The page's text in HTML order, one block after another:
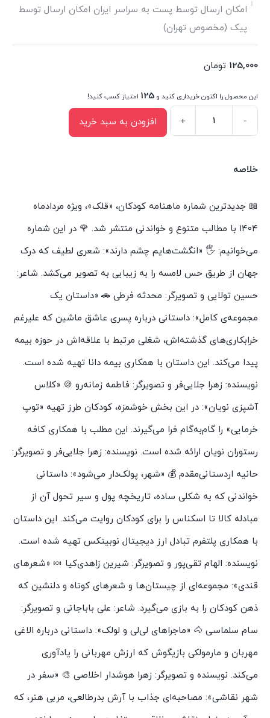
امکان ارسال توسط پست به سراسر ایران امکان ارسال توسط
پیک (مخصوص تهران)
125,000 تومان
این محصول را اکنون خریداری کنید و 125 امتیاز کسب کنید!
شماره
عدد
-
+ افزودن به سبد خرید
خلاصه
📖 جدیدترین شماره ماهنامه کودکان، «قلک»، ویژه مردادماه
۱۴۰۴ با مطالب متنوع و خواندنی منتشر شد. 🌹 در این شماره
می‌خوانیم: 🖐️ «انگشت‌هایم چشم دارند»: شعری لطیف که درک
جهان از طریق حس لامسه را به زیبایی به تصویر می‌کشد. شاعر:
حسین تولایی و تصویرگر: محدثه فرطی 🚗 «داستان یک
مجموعه‌ی کامل»: داستانی درباره پسری عاشق ماشین که علیرغم
خرابکاری‌های گذشته‌اش، شغلی مرتبط با علاقه‌اش در حوزه بیمه
پیدا می‌کند. این داستان با همکاری بیمه دانا تهیه شده است.
نویسنده: زهرا جلایی‌فر و تصویرگر: فاطمه زمانه‌رو 🍪 «کلاس
آشپزی نویان»: در این بخش خوشمزه، کودکان طرز تهیه «توپ
خرمایی» را گام‌به‌گام فرا می‌گیرند. این مطلب با همکاری کافه
رستوران نویان ارائه شده است. نویسنده: زهرا جلایی‌فر و تصویرگر:
حانیه اردستانی‌مقدم 💰 «شهر، پولک‌دار می‌شود»: داستانی
خواندنی که به شکلی ساده، تاریخچه پول و سیر تحول آن از
مبادله کالا تا اسکناس را برای کودکان روایت می‌کند. این داستان
با همکاری پلتفرم تبادل ارز دیجیتال نوبیتکس تهیه شده است.
نویسنده: الهام تقی‌پور و تصویرگر: شیرین زاهدی‌کیا 🍬 «شعرهای
قندی»: مجموعه‌ای از چیستان‌ها و شعرهای کوتاه و دلنشین که
ذهن کودکان را به بازی می‌گیرد. شاعر: علی باباجانی و تصویرگر:
سام سلماسی 🐴 «ماجراهای لی‌لی و لولک»: داستانی درباره الاغی
مهربان و مارمولکی بازیگوش که ارزش مهربانی را یادآوری
می‌کند. نویسنده و تصویرگر: زهرا هوشدار اخلاصی 🎨 «سفر در
شهر نقاشی»: مصاحبه‌ای جذاب با آرش بدرطالعی، مربی هنر، که